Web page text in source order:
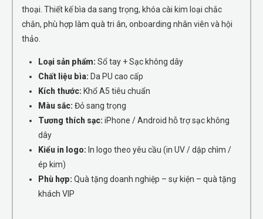
thoại. Thiết kế bìa da sang trọng, khóa cài kim loại chắc
chắn, phù hợp làm quà tri ân, onboarding nhân viên và hội
thảo.
Loại sản phẩm: Sổ tay + Sạc không dây
Chất liệu bìa: Da PU cao cấp
Kích thước: Khổ A5 tiêu chuẩn
Màu sắc: Đỏ sang trọng
Tương thích sạc: iPhone / Android hỗ trợ sạc không
dây
Kiểu in logo: In logo theo yêu cầu (in UV / dập chìm /
ép kim)
Phù hợp: Quà tặng doanh nghiệp – sự kiện – quà tặng
khách VIP